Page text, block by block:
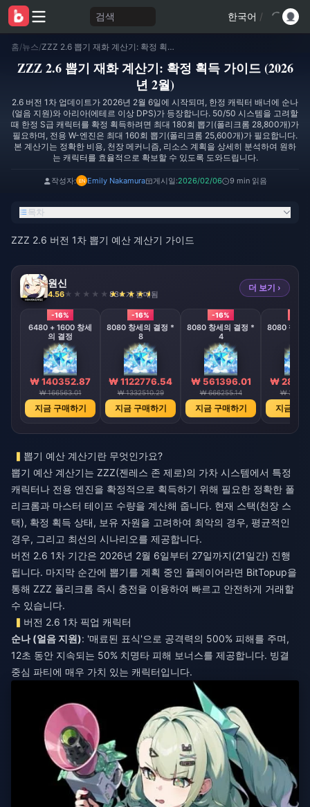
검색 한국어 /
홈/뉴스/ ZZZ 2.6 뽑기 재화 계산기: 확정 획득 가이드 (2026년 2월)
ZZZ 2.6 뽑기 재화 계산기: 확정 획득 가이드 (2026
년 2월)
2.6 버전 1차 업데이트가 2026년 2월 6일에 시작되며, 한정 캐릭터 배너에 순나
(얼음 지원)와 아리아(에테르 이상 DPS)가 등장합니다. 50/50 시스템을 고려할
때 한정 S급 캐릭터를 확정 획득하려면 최대 180회 뽑기(폴리크롬 28,800개)가
필요하며, 전용 W-엔진은 최대 160회 뽑기(폴리크롬 25,600개)가 필요합니다.
본 계산기는 정확한 비용, 천장 메커니즘, 리소스 계획을 상세히 분석하여 원하
는 캐릭터를 효율적으로 확보할 수 있도록 도와드립니다.
작성자: Emily Nakamura 게시일:2026/02/06 9 min 읽음
목차
ZZZ 2.6 버전 1차 뽑기 예산 계산기 가이드
원신
4.56 834 개 판매됨
더 보기 ›
-16%
6480 + 1600 창세
의 결정
₩ 140352.87
₩ 166563.01
지금 구매하기
-16%
8080 창세의 결정 *
8
₩ 1122776.54
₩ 1332510.29
지금 구매하기
-16%
8080 창세의 결정 *
4
₩ 561396.01
₩ 666255.14
지금 구매하기
8080 창세
₩
₩
지금 구
뽑기 예산 계산기란 무엇인가요?
뽑기 예산 계산기는 ZZZ(젠레스 존 제로)의 가차 시스템에서 특정
캐릭터나 전용 엔진을 확정적으로 획득하기 위해 필요한 정확한 폴
리크롬과 마스터 테이프 수량을 계산해 줍니다. 현재 스택(천장 스
택), 확정 획득 상태, 보유 자원을 고려하여 최악의 경우, 평균적인
경우, 그리고 최선의 시나리오를 제공합니다.
버전 2.6 1차 기간은 2026년 2월 6일부터 27일까지(21일간) 진행
됩니다. 마지막 순간에 뽑기를 계획 중인 플레이어라면 BitTopup을
통해 ZZZ 폴리크롬 즉시 충전을 이용하여 빠르고 안전하게 거래할
수 있습니다.
버전 2.6 1차 픽업 캐릭터
순나 (얼음 지원): '매료된 표식'으로 공격력의 500% 피해를 주며,
12초 동안 지속되는 50% 치명타 피해 보너스를 제공합니다. 빙결
중심 파티에 매우 가치 있는 캐릭터입니다.